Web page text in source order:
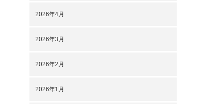
2026年4月
2026年3月
2026年2月
2026年1月